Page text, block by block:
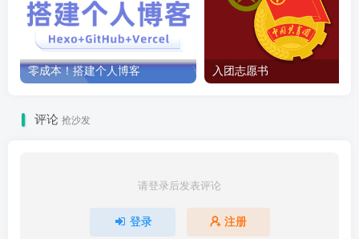
零成本！搭建个人博客 入团志愿书
评论 抢沙发
请登录后发表评论
登录 注册